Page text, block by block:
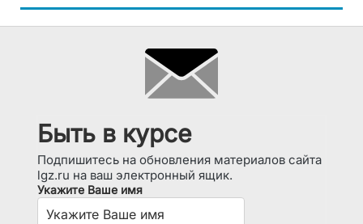
Быть в курсе
Подпишитесь на обновления материалов сайта
lgz.ru на ваш электронный ящик.
Укажите Ваше имя